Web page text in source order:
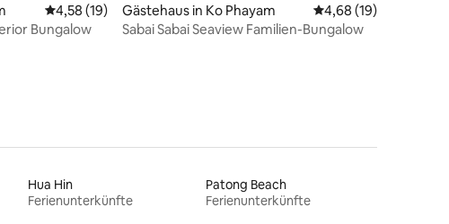
5, 36 Bewertungen
Durchschnittliche Bewertung: 4,58 von 5, 19 Bewertungen
4,58 (19)
Bungalow
Gästehaus in Ko Phayam Durchschnittliche
4,68 (19)
Sabai Sabai Seaview Familien-Bungalow
Hua Hin
Ferienunterkünfte
Patong Beach
Ferienunterkünfte